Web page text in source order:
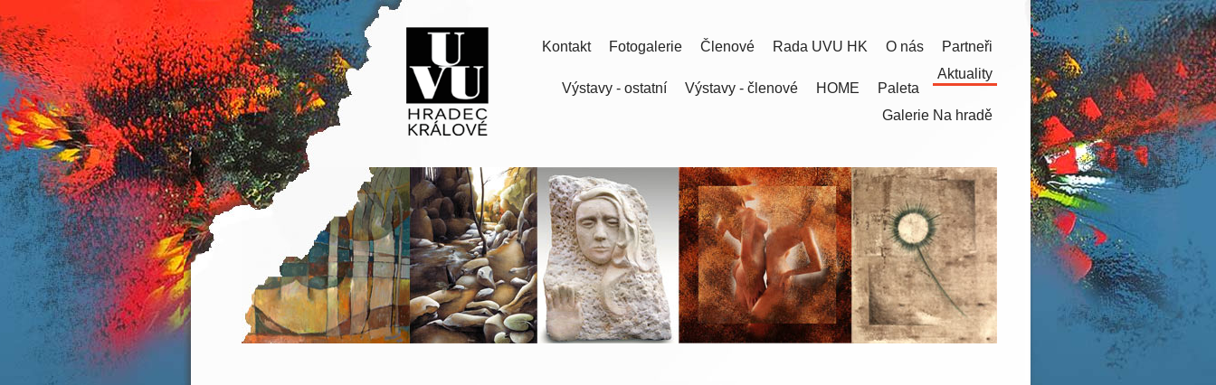
Partneři
O nás
Rada UVU HK
Členové
Fotogalerie
Kontakt
Aktuality
Paleta
HOME
Výstavy - členové
Výstavy - ostatní
Galerie Na hradě